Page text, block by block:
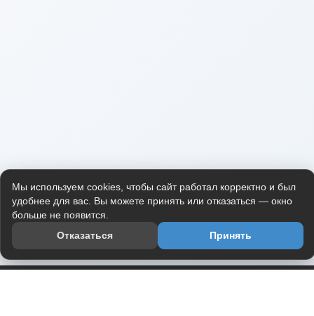
Мы используем cookies, чтобы сайт работал корректно и был
удобнее для вас. Вы можете принять или отказаться — окно
больше не появится.
Отказаться
Принять